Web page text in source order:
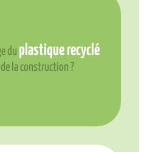
du plastique recyclé
la construction ?